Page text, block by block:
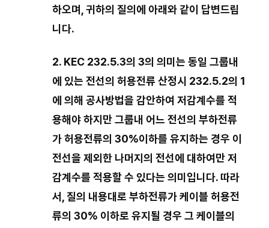
하오며 ,귀하의 질의에 아래와 같이 답변드립
니다.
2. KEC 232.5.3의3의 의미는 동일 그룹내
에 있는 전선의 허용전류 산정시 232.5.2의 1
에 의해 공사방법을 감안하여 저감계수를 적
용해야 하지만 그룹내 어느 전선의 부하전류
가 허용전류의30%이하를 유지하는 경우 이
전선을 제외한 나머지의 전선에 대하여만 저
감계수를 적용할 수 있다는 의미입니다.따라
서 ,질의 내용대로 부하전류가 케이블 허용전
류의30% 이하로 유지될 경우 그 케이블의